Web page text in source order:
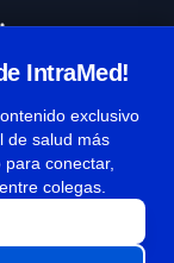
IntraMed!
exclusivo
de salud más
conectar,
colegas.
2026